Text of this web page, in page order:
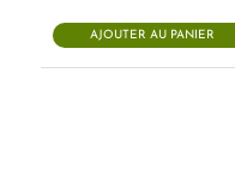
AJOUTER AU PANIER